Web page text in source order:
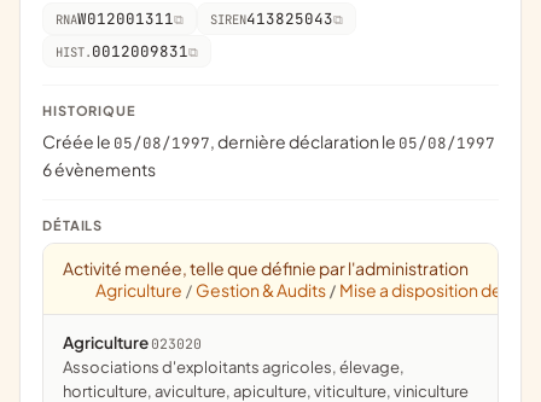
RNAW012001311 SIREN413825043
HIST. 0012009831
HISTORIQUE
Créée le 05/08/1997, dernière déclaration le 05/08/1997
6 évènements
DÉTAILS
Activité menée, telle que définie par l'administration
Agriculture / Gestion & Audits / Mise a disposition de
Agriculture 023020
associations d'exploitants agricoles, élevage,
horticulture, aviculture, apiculture, viticulture, viniculture